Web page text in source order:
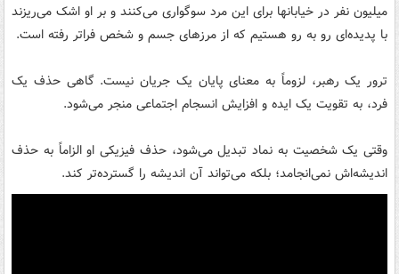
میلیون نفر در خیابانها برای این مرد سوگواری می‌کنند و بر او اشک می‌ریزند
با پدیده‌ای رو به رو هستیم که از مرزهای جسم و شخص فراتر رفته است.
ترور یک رهبر، لزوماً به معنای پایان یک جریان نیست. گاهی حذف یک
فرد، به تقویت یک ایده و افزایش انسجام اجتماعی منجر می‌شود.
وقتی یک شخصیت به نماد تبدیل می‌شود، حذف فیزیکی او الزاماً به حذف
اندیشه‌اش نمی‌انجامد؛ بلکه می‌تواند آن اندیشه را گسترده‌تر کند.